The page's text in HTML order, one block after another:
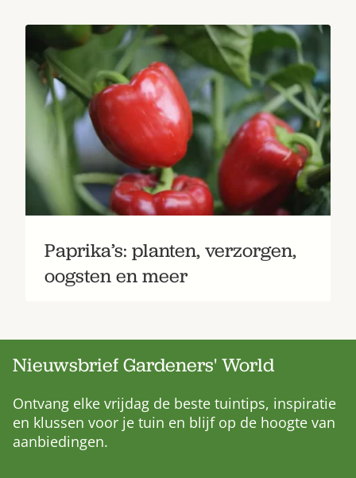
Paprika’s: planten, verzorgen,
oogsten en meer
Nieuwsbrief Gardeners' World
Ontvang elke vrijdag de beste tuintips, inspiratie
en klussen voor je tuin en blijf op de hoogte van
aanbiedingen.